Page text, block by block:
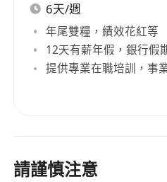
6天/週
年尾雙糧，績效花紅等
12天有薪年假，銀行假
提供專業在職培訓，事
請謹慎注意